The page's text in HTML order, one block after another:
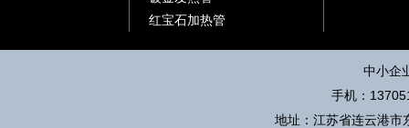
红宝石加热管
中小企
手机：
地址：江苏省连云港